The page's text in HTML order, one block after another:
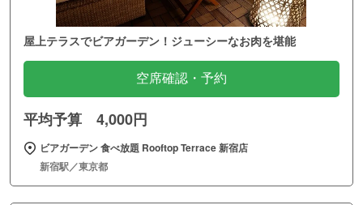
屋上テラスでビアガーデン！ジューシーなお肉を堪能
空席確認・予約
平均予算 4,000円
ビアガーデン 食べ放題 Rooftop Terrace 新宿店
新宿駅／東京都